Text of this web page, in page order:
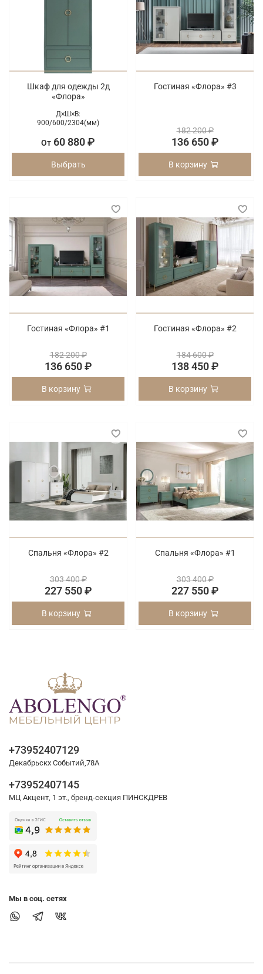
Шкаф для одежды 2д
«Флора»
Д×Ш×В:
900/600/2304(мм)
От 60 880 ₽
Выбрать
Гостиная «Флора» #3
182 200 ₽
136 650 ₽
В корзину
Гостиная «Флора» #1
182 200 ₽
136 650 ₽
В корзину
Гостиная «Флора» #2
184 600 ₽
138 450 ₽
В корзину
Спальня «Флора» #2
303 400 ₽
227 550 ₽
В корзину
Спальня «Флора» #1
303 400 ₽
227 550 ₽
В корзину
+73952407129
Декабрьскх Событий,78А
+73952407145
МЦ Акцент, 1 эт., бренд-секция ПИНСКДРЕВ
Мы в соц. сетях